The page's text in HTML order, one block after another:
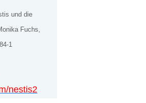
und die
Fuchs,
1
nestis2